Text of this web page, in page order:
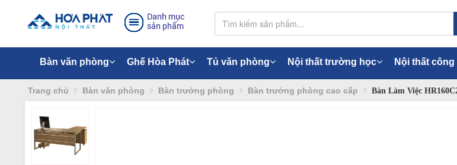
Danh mục
sản phẩm
Bàn văn phòng Ghế Hòa Phát Tủ văn phòng Nội thất trường học Nội thất công
Trang chủ Bàn văn phòng Bàn trưởng phòng Bàn trưởng phòng cao cấp Bàn Làm Việc